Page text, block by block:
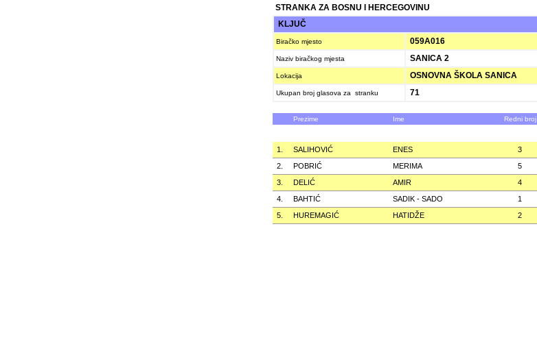
STRANKA ZA BOSNU I HERCEGOVINU
KLJUČ
Biračko mjesto 059A016
Naziv biračkog mjesta SANICA 2
Lokacija OSNOVNA ŠKOLA SANICA
Ukupan broj glasova za stranku 71
Prezime Ime Redni broj
1. SALIHOVIĆ ENES 3
2.
POBRIĆ MERIMA 5
3.
DELIĆ AMIR 4
4.
BAHTIĆ SADIK - SADO 1
5.
HUREMAGIĆ HATIDŽE 2